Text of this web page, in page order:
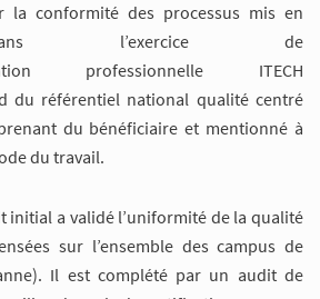
la conformité des processus mis en
l’exercice de
professionnelle ITECH
du référentiel national qualité centré
du bénéficiaire et mentionné à
du travail.
initial a validé l’uniformité de la qualité
sur l’ensemble des campus de
Il est complété par un audit de